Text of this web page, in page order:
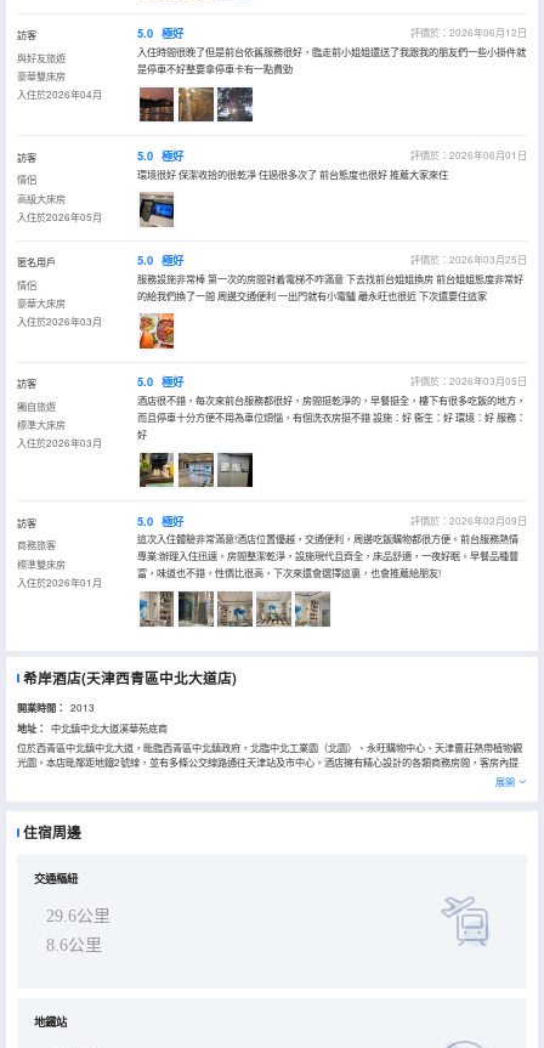
訪客
與好友旅遊
豪華雙床房
入住於2026年04月
5.0 極好
評價於：2026年06月12日
入住時間很晚了但是前台依舊服務很好，臨走前小姐姐還送了我跟我的朋友們一些小掛件就
是停車不好整要拿停車卡有一點費勁
訪客
情侶
高級大床房
入住於2026年05月
5.0 極好
評價於：2026年06月01日
環境很好 保潔收拾的很乾凈 住過很多次了 前台態度也很好 推薦大家來住
匿名用戶
情侶
豪華大床房
入住於2026年03月
5.0 極好
評價於：2026年03月25日
服務設施非常棒 第一次的房間對着電梯不咋滿意 下去找前台姐姐換房 前台姐姐態度非常好
的給我們換了一間 周邊交通便利 一出門就有小電驢 離永旺也很近 下次還要住這家
訪客
獨自旅遊
標準大床房
入住於2026年03月
5.0 極好
評價於：2026年03月05日
酒店很不錯，每次來前台服務都很好，房間挺乾淨的，早餐挺全，樓下有很多吃飯的地方，
而且停車十分方便不用為車位煩惱，有個洗衣房挺不錯 設施：好 衞生：好 環境：好 服務：
好
訪客
商務旅客
標準雙床房
入住於2026年01月
5.0 極好
評價於：2026年02月09日
這次入住體驗非常滿意!酒店位置優越，交通便利，周邊吃飯購物都很方便。前台服務熱情
專業:辦理入住迅速。房間整潔乾淨，設施現代且齊全，床品舒適，一夜好眠。早餐品種豐
富，味道也不錯。性價比很高，下次來還會選擇這裏，也會推薦給朋友!
希岸酒店(天津西青區中北大道店)
開業時間： 2013
地址：
中北鎮中北大道溪華苑底商
位於西青區中北鎮中北大道，毗臨西青區中北鎮政府，北臨中北工業園（北園）、永旺購物中心、天津曹莊熱帶植物觀
光園。本店毗鄰距地鐵2號線，並有多條公交線路通往天津站及市中心。酒店擁有精心設計的各類商務房間，客房內提
供優質的床上用品、無線上網、豪華衞浴設施、舒適的睡眠環境、時尚的傢俱、豐富的電視節目等。同時本店還配備商
務會所、自助辦公設施、可滿足住店客人會客、上網、閲讀、休息等貼心的服務，讓您全方位感受到希岸酒店的獨具匠
展開
住宿周邊
交通樞紐
29.6公里
8.6公里
地鐵站